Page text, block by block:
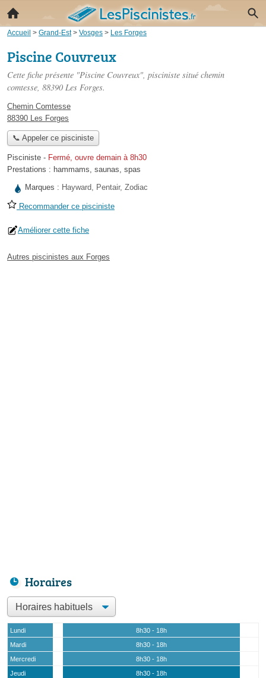
Accueil > Grand-Est> Vosges > Les Forges
Piscine Couvreux
Cette fiche présente "Piscine Couvreux", pisciniste situé chemin
comtesse, 88390 Les Forges.
Chemin Comtesse
88390 Les Forges
📞 Appeler ce pisciniste
Pisciniste - Fermé, ouvre demain à 8h30
Prestations : hammams, saunas, spas
Marques : Hayward, Pentair, Zodiac
Recommander ce pisciniste
Améliorer cette fiche
Autres piscinistes aux Forges
Horaires
Lundi
8h30 - 18h
Mardi
8h30 - 18h
Mercredi
8h30 - 18h
Jeudi
8h30 - 18h